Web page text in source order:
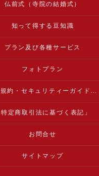
仏前式（寺院の結婚式）
知って得する豆知識
プラン及び各種サービス
フォトプラン
利用規約・セキュリティーガイドライン
特定商取引法に基づく表記」
お問合せ
サイトマップ